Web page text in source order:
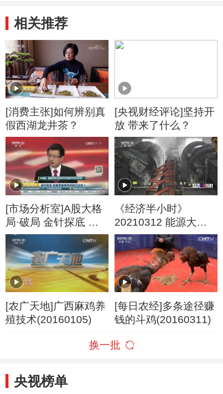
相关推荐
[消费主张]如何辨别真
假西湖龙井茶？
[央视财经评论]坚持开
放 带来了什么？
[市场分析室]A股大格
局·破局 金针探底 倒
春寒最难熬时刻已过
去？
《经济半小时》
20210312 能源大动
脉上的保供战
[农广天地]广西麻鸡养
殖技术(20160105)
[每日农经]多条途径赚
钱的斗鸡(20160311)
换一批
央视榜单